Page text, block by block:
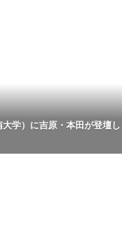
学）に吉原・本田が登壇し